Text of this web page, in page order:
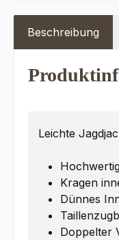
Beschreibung
Leichte
Kragen
Dünnes
Doppelter